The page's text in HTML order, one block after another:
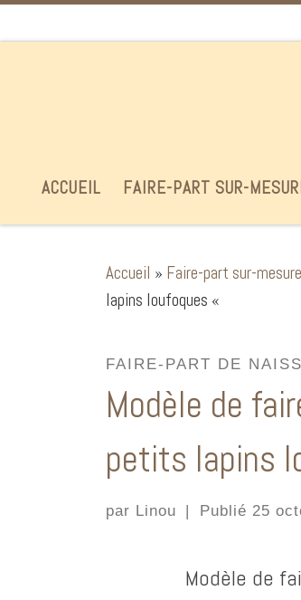
ACCUEIL FAIRE-PART SUR-
Accueil » Faire-part sur-mesure
lapins loufoques «
FAIRE-PART DE
Modèle de
petits lapins
par Linou | Publié 25
Modèle de